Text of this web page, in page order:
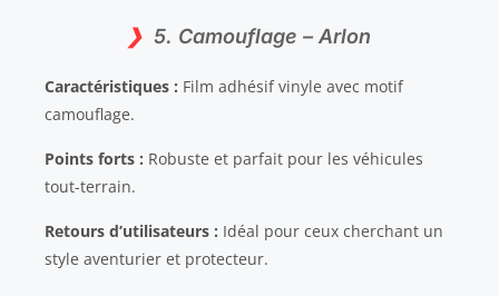
5. Camouflage – Arlon
Caractéristiques : Film adhésif vinyle avec motif
camouflage.
Points forts : Robuste et parfait pour les véhicules
tout-terrain.
Retours d’utilisateurs : Idéal pour ceux cherchant un
style aventurier et protecteur.